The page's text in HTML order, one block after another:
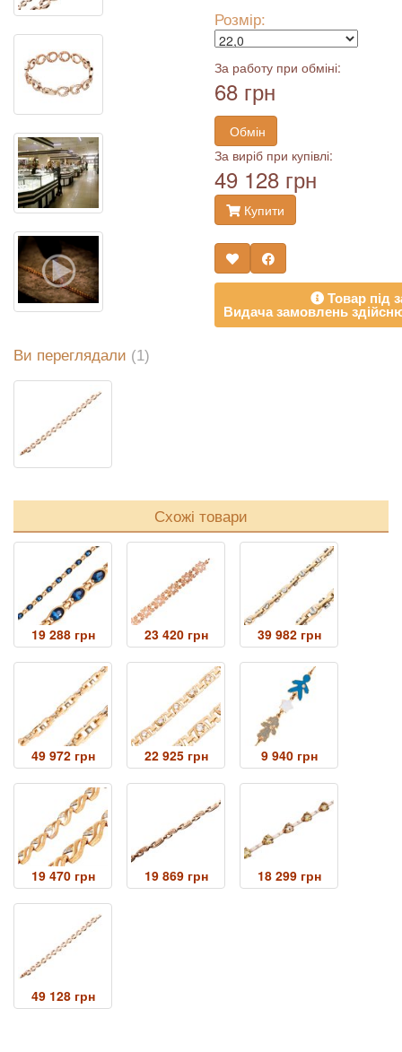
Розмір:
За работу при обміні:
68 грн
Обмін
За виріб при купівлі:
49 128 грн
Купити
Товар під
Видача замовлень
Ви переглядали (1)
Схожі товари
19 288 грн 23 420 грн 39 982 грн
49 972 грн 22 925 грн 9 940 грн
19 470 грн 19 869 грн 18 299 грн
49 128 грн